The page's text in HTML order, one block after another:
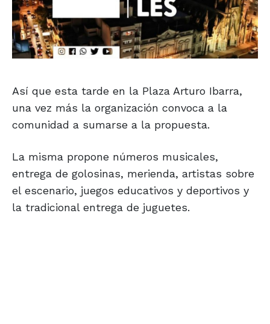
Así que esta tarde en la Plaza Arturo Ibarra,
una vez más la organización convoca a la
comunidad a sumarse a la propuesta.
La misma propone números musicales,
entrega de golosinas, merienda, artistas sobre
el escenario, juegos educativos y deportivos y
la tradicional entrega de juguetes.